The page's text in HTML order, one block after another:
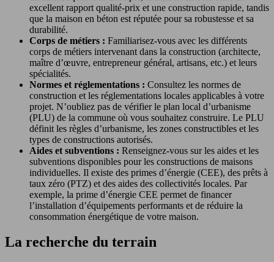
excellent rapport qualité-prix et une construction rapide, tandis
que la maison en béton est réputée pour sa robustesse et sa
durabilité.
Corps de métiers : Familiarisez-vous avec les différents
corps de métiers intervenant dans la construction (architecte,
maître d’œuvre, entrepreneur général, artisans, etc.) et leurs
spécialités.
Normes et réglementations : Consultez les normes de
construction et les réglementations locales applicables à votre
projet. N’oubliez pas de vérifier le plan local d’urbanisme
(PLU) de la commune où vous souhaitez construire. Le PLU
définit les règles d’urbanisme, les zones constructibles et les
types de constructions autorisés.
Aides et subventions : Renseignez-vous sur les aides et les
subventions disponibles pour les constructions de maisons
individuelles. Il existe des primes d’énergie (CEE), des prêts à
taux zéro (PTZ) et des aides des collectivités locales. Par
exemple, la prime d’énergie CEE permet de financer
l’installation d’équipements performants et de réduire la
consommation énergétique de votre maison.
La recherche du terrain